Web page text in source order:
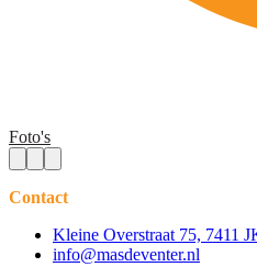
Foto's
Contact
Kleine Overstraat 75, 7411
info@masdeventer.nl